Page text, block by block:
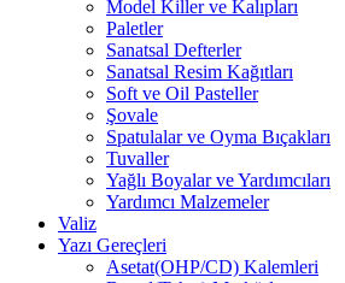
Model Killer ve Kalıpları
Paletler
Sanatsal Defterler
Sanatsal Resim Kağıtları
Soft ve Oil Pasteller
Şovale
Spatulalar ve Oyma Bıçakları
Tuvaller
Yağlı Boyalar ve Yardımcıları
Yardımcı Malzemeler
Valiz
Yazı Gereçleri
Asetat(OHP/CD) Kalemleri